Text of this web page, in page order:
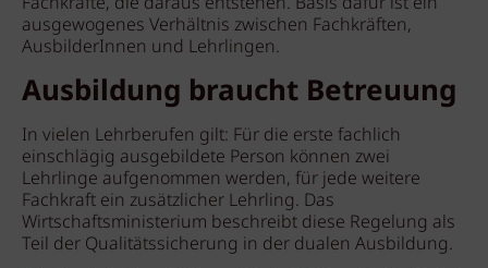
ausgewogenes Verhältnis zwischen Fachkräften,
AusbilderInnen und Lehrlingen.
Ausbildung braucht Betreuung
In vielen Lehrberufen gilt: Für die erste fachlich
einschlägig ausgebildete Person können zwei
Lehrlinge aufgenommen werden, für jede weitere
Fachkraft ein zusätzlicher Lehrling. Das
Wirtschaftsministerium beschreibt diese Regelung als
Teil der Qualitätssicherung in der dualen Ausbildung.